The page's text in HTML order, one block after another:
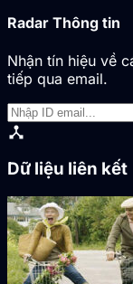
Radar Thông tin
Nhận tín hiệu về
tiếp qua email.
device_hub
Dữ liệu liên kết